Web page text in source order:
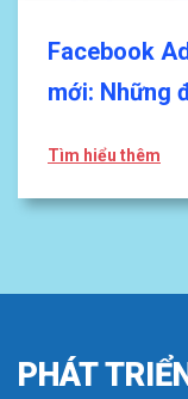
Facebook
mới: Những
Tìm hiểu thêm
PHÁT